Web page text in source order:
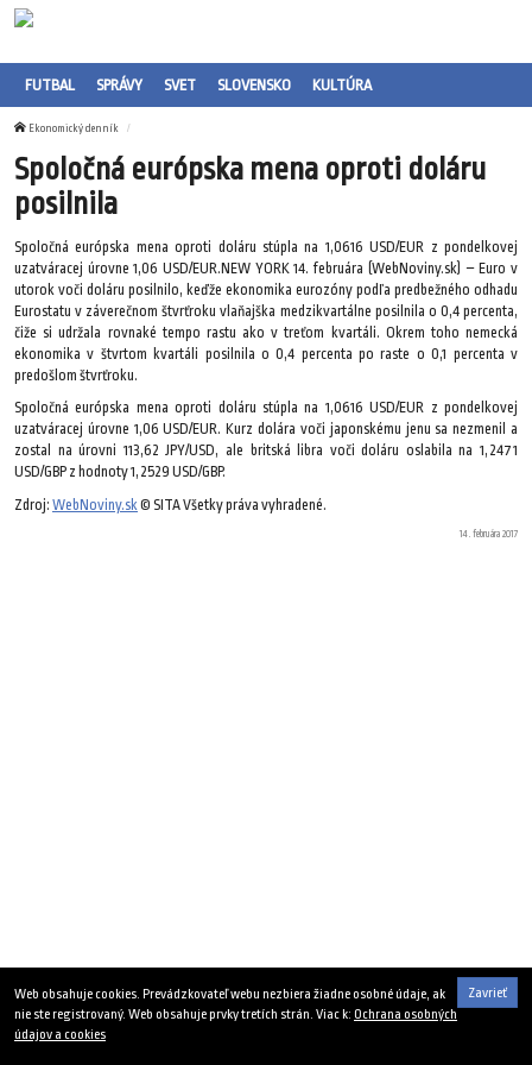
FUTBAL SPRÁVY SVET SLOVENSKO KULTÚRA
Ekonomický denník
Spoločná európska mena oproti doláru
posilnila
Spoločná európska mena oproti doláru stúpla na 1,0616 USD/EUR z pondelkovej
uzatváracej úrovne 1,06 USD/EUR.NEW YORK 14. februára (WebNoviny.sk) – Euro v
utorok voči doláru posilnilo, keďže ekonomika eurozóny podľa predbežného odhadu
Eurostatu v záverečnom štvrťroku vlaňajška medzikvartálne posilnila o 0,4 percenta,
čiže si udržala rovnaké tempo rastu ako v treťom kvartáli. Okrem toho nemecká
ekonomika v štvrtom kvartáli posilnila o 0,4 percenta po raste o 0,1 percenta v
predošlom štvrťroku.
Spoločná európska mena oproti doláru stúpla na 1,0616 USD/EUR z pondelkovej
uzatváracej úrovne 1,06 USD/EUR. Kurz dolára voči japonskému jenu sa nezmenil a
zostal na úrovni 113,62 JPY/USD, ale britská libra voči doláru oslabila na 1,2471
USD/GBP z hodnoty 1,2529 USD/GBP.
Zdroj: WebNoviny.sk © SITA Všetky práva vyhradené.
14. februára 2017
Zavrieť
Web obsahuje cookies. Prevádzkovateľ webu nezbiera žiadne osobné údaje, ak
nie ste registrovaný. Web obsahuje prvky tretích strán. Viac k: Ochrana osobných
údajov a cookies